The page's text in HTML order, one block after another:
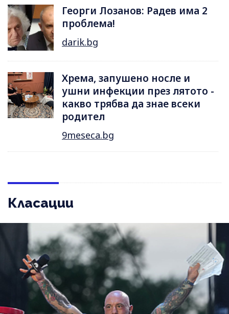
Георги Лозанов: Радев има 2
проблема!
darik.bg
Хрема, запушено носле и
ушни инфекции през лятотo -
какво трябва да знае всеки
родител
9meseca.bg
Класации